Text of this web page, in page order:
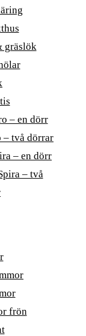
gräslök
– en dörr
– två dörrar
– en dörr
– två
frön